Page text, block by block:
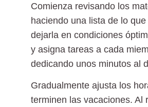
Comienza revisando los
haciendo una lista de lo
dejarla en condiciones
y asigna tareas a cada
dedicando unos minutos al
Gradualmente ajusta los
terminen las vacaciones. Al